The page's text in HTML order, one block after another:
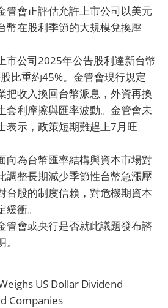
管會正評估允許上市公司以美元
幣在股利季節的大規模兌換壓
市公司2025年公告股利達新台幣
比重約45%。金管會現行規定
把收入換回台幣派息，外資再換
套利摩擦與匯率波動。金管會未
表示，政策短期難趕上7月旺
向為台幣匯率結構與資本市場對
調整長期減少季節性台幣急漲壓
台股的制度信賴，對危機期資本
衝。
管會或央行是否就此議題發布諮
US Dollar Dividend
Companies